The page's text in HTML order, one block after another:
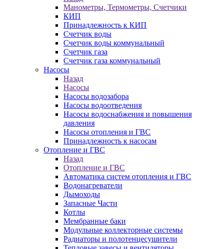
Манометры, Термометры, Счетчики
КИП
Принадлежность к КИП
Счетчик воды
Счетчик воды коммунальный
Счетчик газа
Счетчик газа коммунальный
Насосы
Назад
Насосы
Насосы водозабора
Насосы водоотведения
Насосы водоснабжения и повышения
давления
Насосы отопления и ГВС
Принадлежность к насосам
Отопление и ГВС
Назад
Отопление и ГВС
Автоматика систем отопления и ГВС
Водонагреватели
Дымоходы
Запасные Части
Котлы
Мембранные баки
Модульные коллекторные системы
Радиаторы и полотенцесушители